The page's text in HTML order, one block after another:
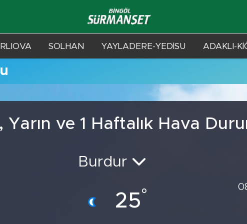
SOLHAN YAYLADERE-YEDİSU ADAKLI-
ve 1 Haftalık Hava
Burdur
25°